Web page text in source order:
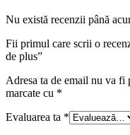
Nu există recenzii până
Fii primul care scrii o
de plus”
Adresa ta de email nu va fi
marcate cu *
Evaluarea ta *